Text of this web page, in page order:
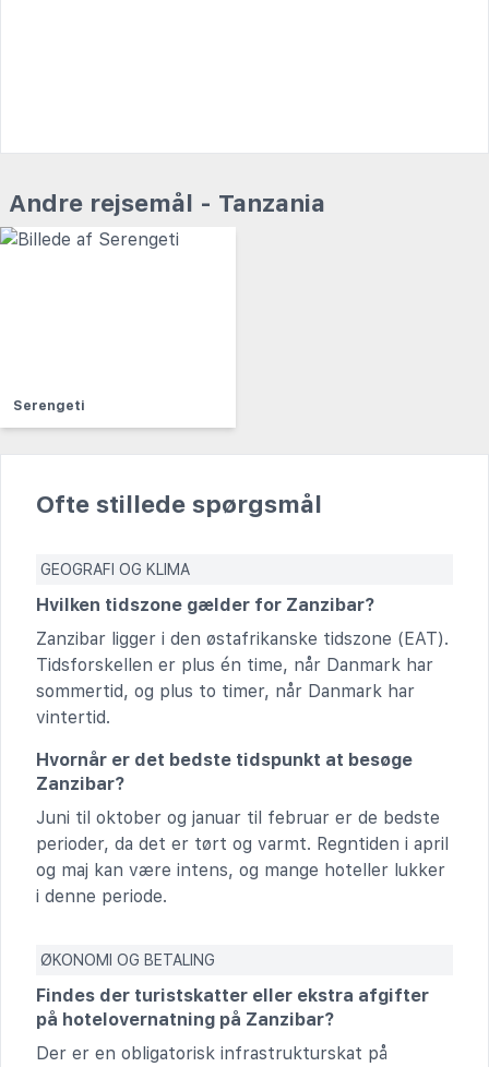
Andre rejsemål - Tanzania
Serengeti
Ofte stillede spørgsmål
GEOGRAFI OG KLIMA
Hvilken tidszone gælder for Zanzibar?
Zanzibar ligger i den østafrikanske tidszone (EAT).
Tidsforskellen er plus én time, når Danmark har
sommertid, og plus to timer, når Danmark har
vintertid.
Hvornår er det bedste tidspunkt at besøge
Zanzibar?
Juni til oktober og januar til februar er de bedste
perioder, da det er tørt og varmt. Regntiden i april
og maj kan være intens, og mange hoteller lukker
i denne periode.
ØKONOMI OG BETALING
Findes der turistskatter eller ekstra afgifter
på hotelovernatning på Zanzibar?
Der er en obligatorisk infrastrukturskat på